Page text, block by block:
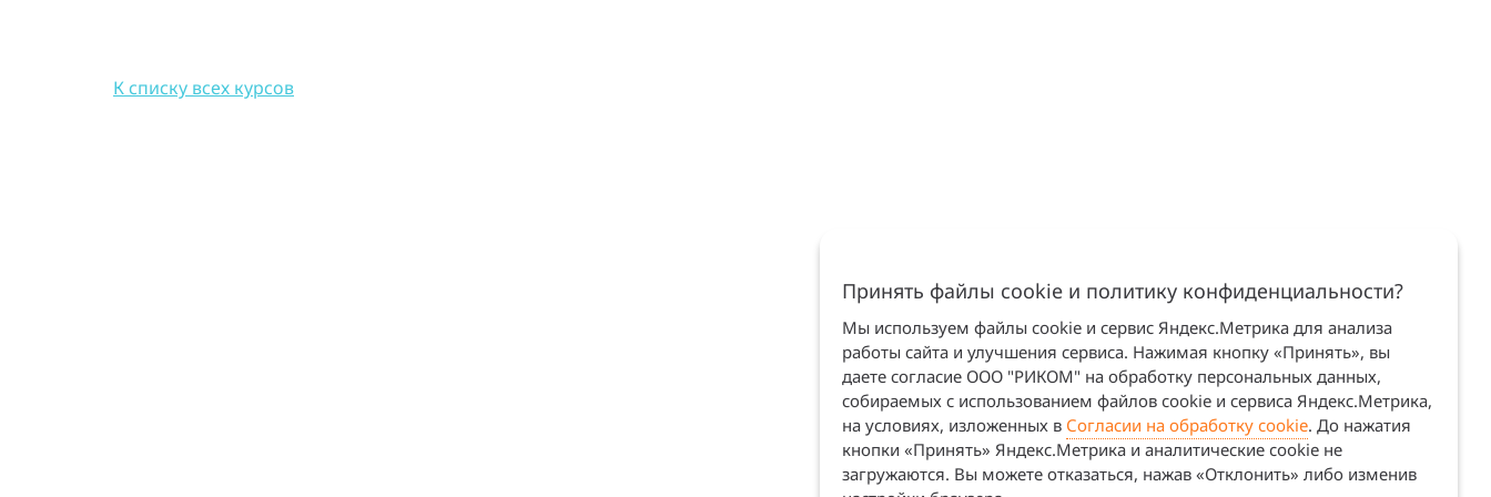
К списку всех курсов
Принять файлы cookie и политику конфиденциальности?
Мы используем файлы cookie и сервис Яндекс.Метрика для анализа
работы сайта и улучшения сервиса. Нажимая кнопку «Принять», вы
даете согласие ООО "РИКОМ" на обработку персональных данных,
собираемых с использованием файлов cookie и сервиса Яндекс.Метрика,
на условиях, изложенных в Согласии на обработку cookie. До нажатия
кнопки «Принять» Яндекс.Метрика и аналитические cookie не
загружаются. Вы можете отказаться, нажав «Отклонить» либо изменив